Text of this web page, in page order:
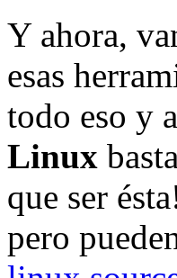
Y ahora,
esas
todo eso y
Linux
que ser
pero